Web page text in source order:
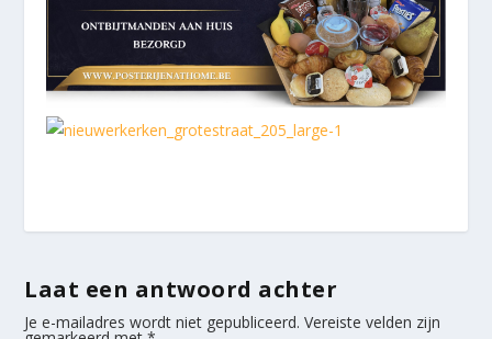
Laat een antwoord achter
Je e-mailadres wordt niet gepubliceerd. Vereiste velden zijn